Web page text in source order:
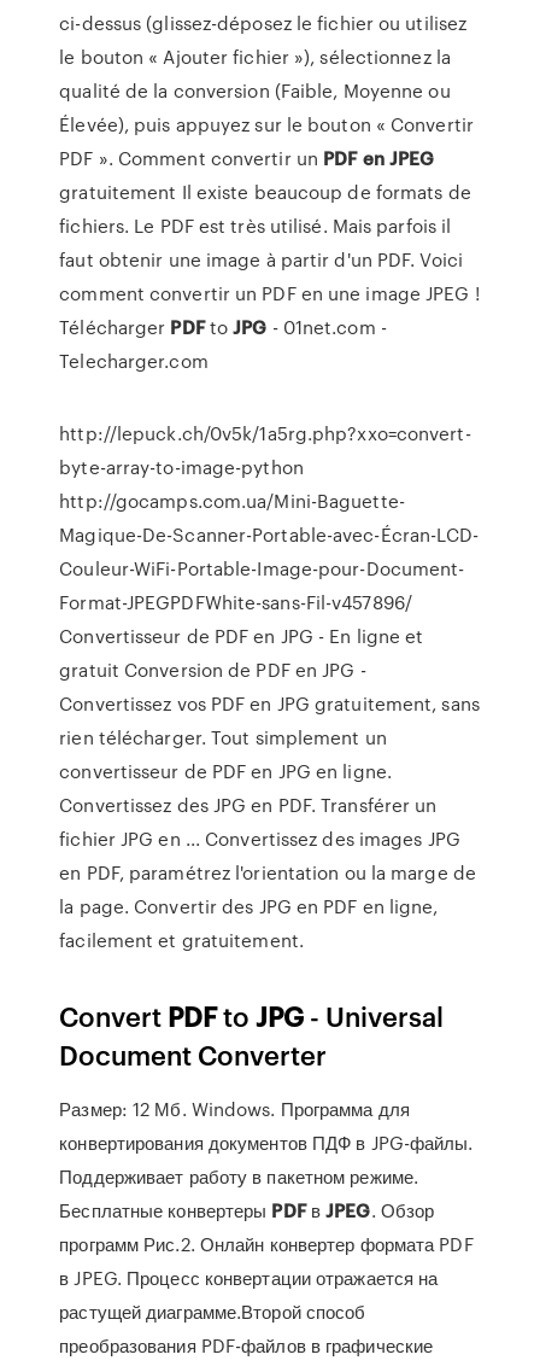
ci-dessus (glissez-déposez le fichier ou utilisez
le bouton « Ajouter fichier »), sélectionnez la
qualité de la conversion (Faible, Moyenne ou
Élevée), puis appuyez sur le bouton « Convertir
PDF ». Comment convertir un PDF en JPEG
gratuitement Il existe beaucoup de formats de
fichiers. Le PDF est très utilisé. Mais parfois il
faut obtenir une image à partir d'un PDF. Voici
comment convertir un PDF en une image JPEG !
Télécharger PDFtoJPG - 01net.com -
Telecharger.com
http://lepuck.ch/0v5k/1a5rg.php?xxo=convert-
byte-array-to-image-python
http://gocamps.com.ua/Mini-Baguette-
Magique-De-Scanner-Portable-avec-Écran-LCD-
Couleur-WiFi-Portable-Image-pour-Document-
Format-JPEGPDFWhite-sans-Fil-v457896/
Convertisseur de PDF en JPG - En ligne et
gratuit Conversion de PDF en JPG -
Convertissez vos PDF en JPG gratuitement, sans
rien télécharger. Tout simplement un
convertisseur de PDF en JPG en ligne.
Convertissez des JPG en PDF. Transférer un
fichier JPG en ... Convertissez des images JPG
en PDF, paramétrez l'orientation ou la marge de
la page. Convertir des JPG en PDF en ligne,
facilement et gratuitement.
Convert PDFtoJPG - Universal
Document Converter
Размер: 12 Мб. Windows. Программа для
конвертирования документов ПДФ в JPG-файлы.
Поддерживает работу в пакетном режиме.
Бесплатные конвертеры PDFвJPEG. Обзор
программ Рис.2. Онлайн конвертер формата PDF
в JPEG. Процесс конвертации отражается на
растущей диаграмме.Второй способ
преобразования PDF-файлов в графические